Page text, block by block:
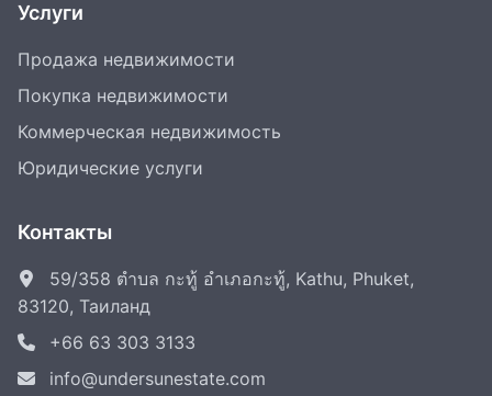
Услуги
Продажа недвижимости
Покупка недвижимости
Коммерческая недвижимость
Юридические услуги
Контакты
59/358 ตำบล กะทู้ อำเภอกะทู้, Kathu, Phuket,
83120, Таиланд
+66 63 303 3133
info@undersunestate.com